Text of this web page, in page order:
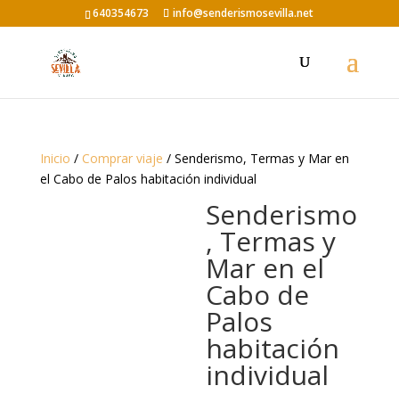
640354673 info@senderismosevilla.net
Inicio / Comprar viaje / Senderismo, Termas y Mar en
el Cabo de Palos habitación individual
Senderismo
, Termas y
Mar en el
Cabo de
Palos
habitación
individual